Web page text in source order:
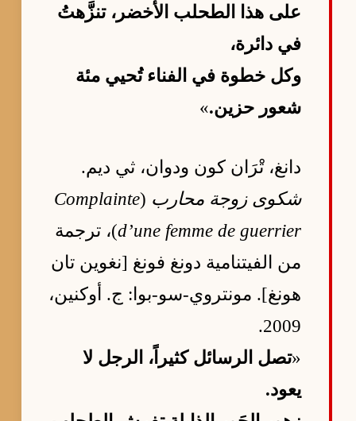
على هذا الطحلب الأخضر، تنزَّهتُ
في دائرة،
وكل خطوة في الفناء تُحيي مئة
شعور حزين.»
دانغ، تْرَان كون ودوان، ثي ديم.
شكوى زوجة محارب (
Complainte
d’une femme de guerrier)، ترجمة
من الفيتنامية دونغ فونغ [نغوين تان
هونغ]. مونتروي-سو-بوا: ج. أوكنين،
2009.
«تصل الرسائل كثيراً، الرجل لا
يعود.